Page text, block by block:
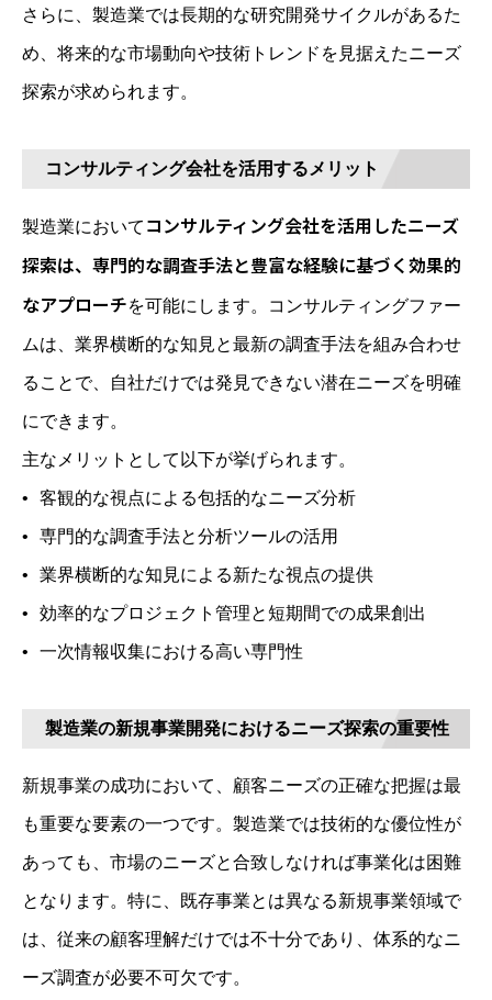
さらに、製造業では長期的な研究開発サイクルがあるた
め、将来的な市場動向や技術トレンドを見据えたニーズ
探索が求められます。
コンサルティング会社を活用するメリット
製造業において コンサルティング会社を活用したニーズ
探索は、専門的な調査手法と豊富な経験に基づく効果的
なアプローチを可能にします。コンサルティングファー
ムは、業界横断的な知見と最新の調査手法を組み合わせ
ることで、自社だけでは発見できない潜在ニーズを明確
にできます。
主なメリットとして以下が挙げられます。
客観的な視点による包括的なニーズ分析
専門的な調査手法と分析ツールの活用
業界横断的な知見による新たな視点の提供
効率的なプロジェクト管理と短期間での成果創出
一次情報収集における高い専門性
製造業の新規事業開発におけるニーズ探索の重要性
新規事業の成功において、顧客ニーズの正確な把握は最
も重要な要素の一つです。製造業では技術的な優位性が
あっても、市場のニーズと合致しなければ事業化は困難
となります。特に、既存事業とは異なる新規事業領域で
は、従来の顧客理解だけでは不十分であり、体系的なニ
ーズ調査が必要不可欠です。